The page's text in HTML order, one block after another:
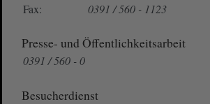
Fax:
0391 / 560 - 1123
Presse- und Öffentlichkeitsarbeit
0391 / 560 - 0
Besucherdienst